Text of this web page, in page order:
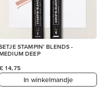
STAMPIN’ BLENDS -
DEEP
14,75
In winkelmandje